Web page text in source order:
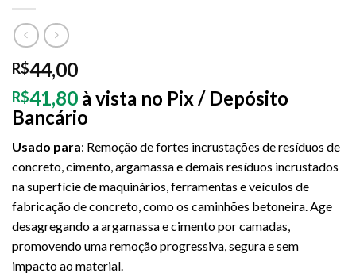
R$44,00
R$41,80 à vista no Pix / Depósito
Bancário
Usado para: Remoção de fortes incrustações de resíduos de
concreto, cimento, argamassa e demais resíduos incrustados
na superfície de maquinários, ferramentas e veículos de
fabricação de concreto, como os caminhões betoneira.Age
desagregando a argamassa e cimento por camadas,
promovendo uma remoção progressiva, segura e sem
impacto ao material.